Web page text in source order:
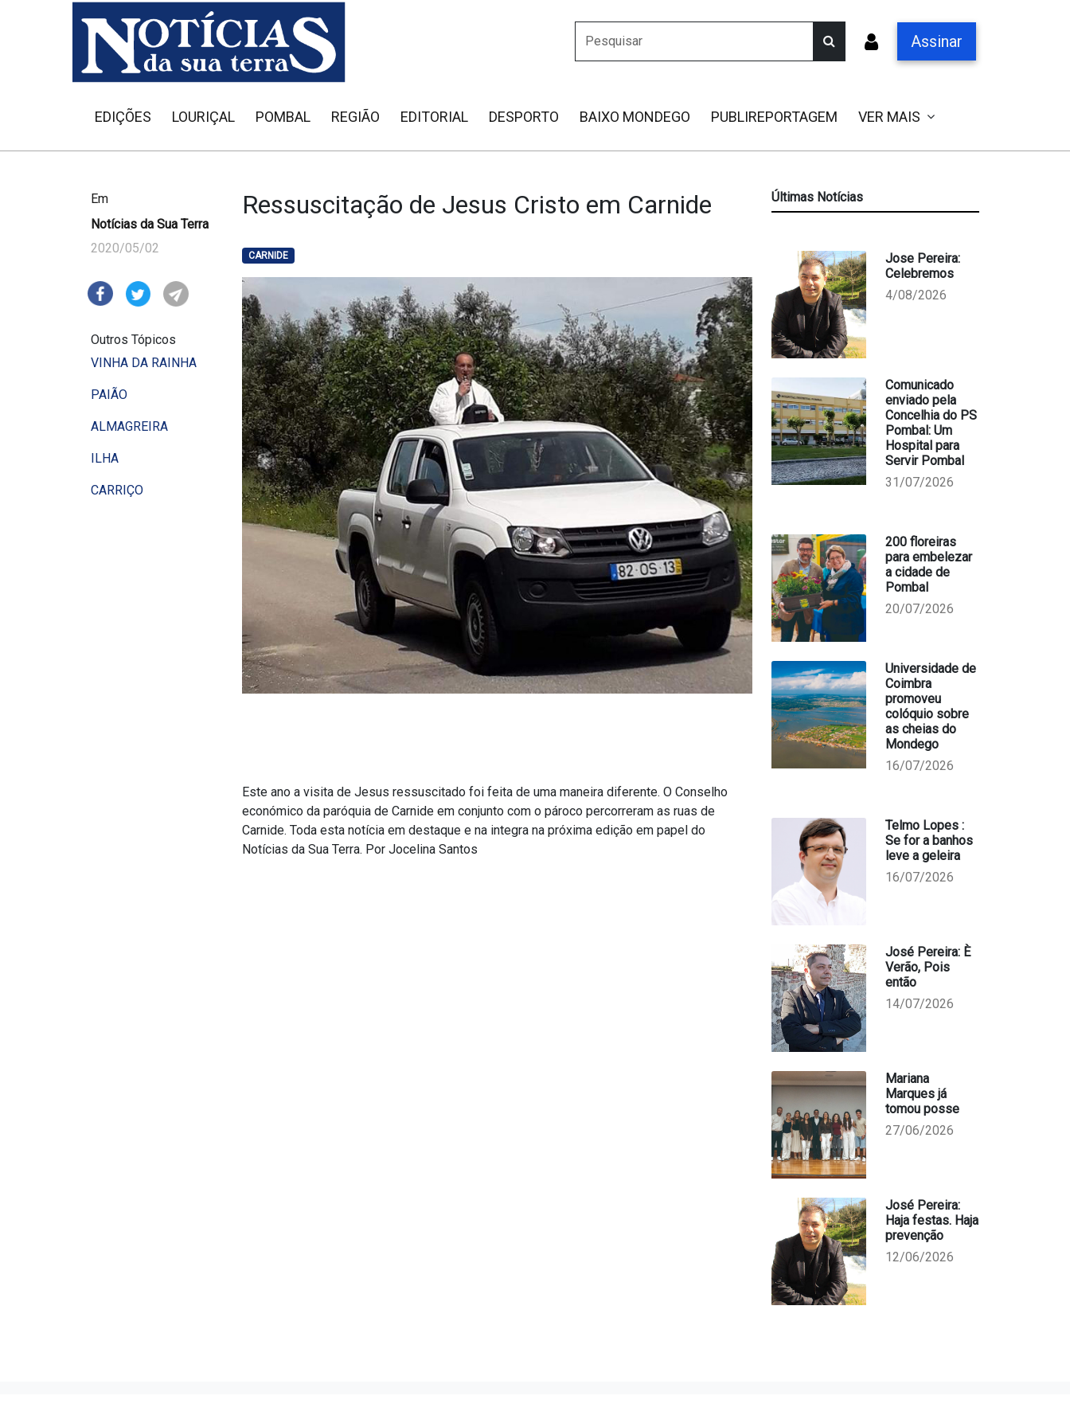
Assinar
EDIÇÕES LOURIÇAL POMBAL REGIÃO EDITORIAL DESPORTO BAIXO MONDEGO PUBLIREPORTAGEM VER MAIS
Em
Notícias da Sua Terra
2020/05/02
Outros Tópicos
VINHA DA RAINHA
PAIÃO
ALMAGREIRA
ILHA
CARRIÇO
Ressuscitação de Jesus Cristo em Carnide
CARNIDE
Este ano a visita de Jesus ressuscitado foi feita de uma maneira diferente. O Conselho
económico da paróquia de Carnide em conjunto com o pároco percorreram as ruas de
Carnide. Toda esta notícia em destaque e na integra na próxima edição em papel do
Notícias da Sua Terra. Por Jocelina Santos
Últimas Notícias
Jose Pereira:
Celebremos
4/08/2026
Comunicado
enviado pela
Concelhia do PS
Pombal: Um
Hospital para
Servir Pombal
31/07/2026
200 floreiras
para embelezar
a cidade de
Pombal
20/07/2026
Universidade de
Coimbra
promoveu
colóquio sobre
as cheias do
Mondego
16/07/2026
Telmo Lopes :
Se for a banhos
leve a geleira
16/07/2026
José Pereira: È
Verão, Pois
então
14/07/2026
Mariana
Marques já
tomou posse
27/06/2026
José Pereira:
Haja festas. Haja
prevenção
12/06/2026